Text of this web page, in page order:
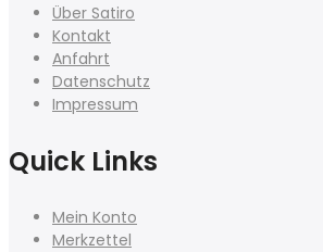
Über Satiro
Kontakt
Anfahrt
Datenschutz
Impressum
Quick Links
Mein Konto
Merkzettel